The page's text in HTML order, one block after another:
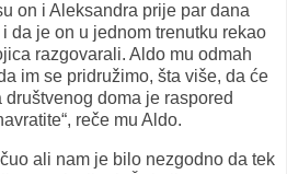
on i Aleksandra prije par dana
i da je on u jednom trenutku rekao
razgovarali. Aldo mu odmah
im se pridružimo, šta više, da će
društvenog doma je raspored
reče mu Aldo.
ali nam je bilo nezgodno da tek